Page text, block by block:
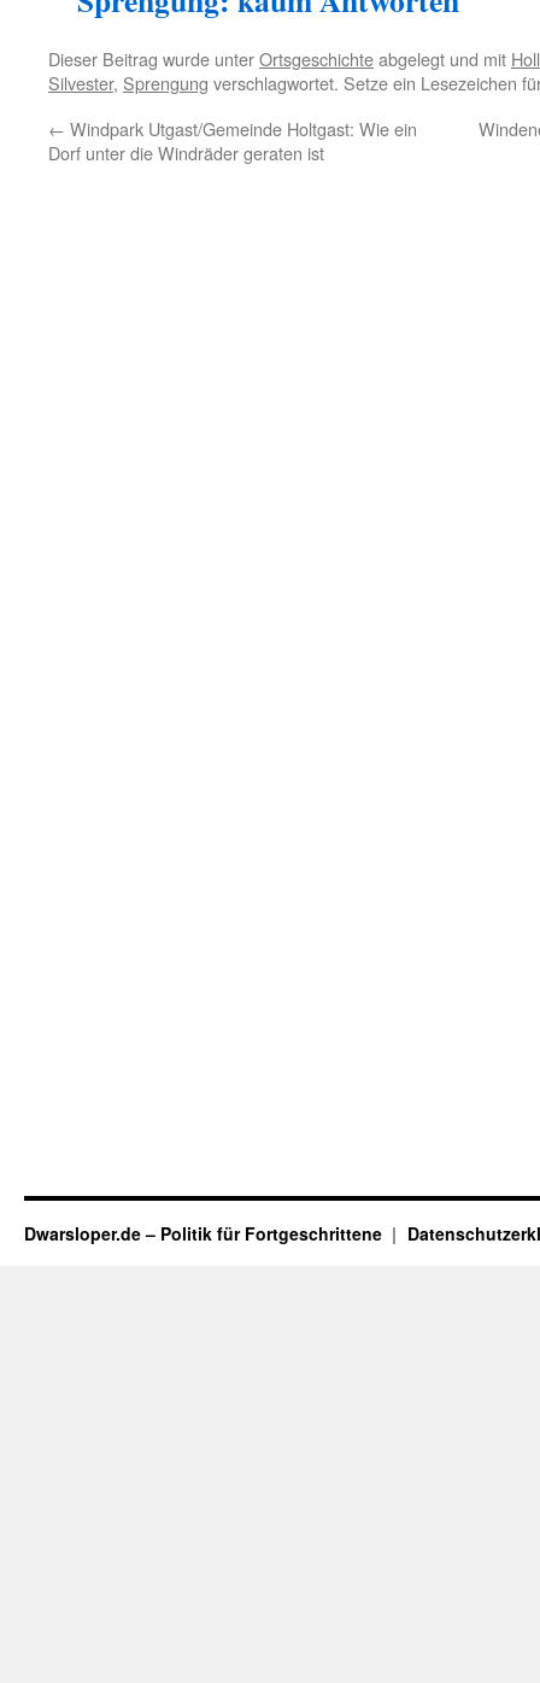
Dieser Beitrag wurde unterOrtsgeschichteabgelegt und mit
Silvester, Sprengung verschlagwortet. Setze ein Lesezeichen
← Windpark Utgast/Gemeinde Holtgast: Wie ein
Dorf unter die Windräder geraten ist
Dwarsloper.de – Politik für Fortgeschrittene